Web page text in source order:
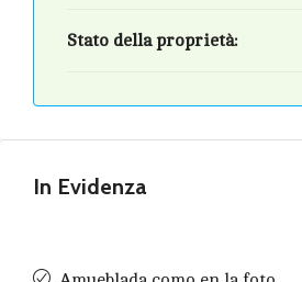
Stato della proprietà:
In Evidenza